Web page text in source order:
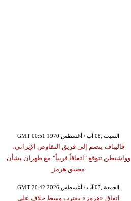
GMT 00:51 1970 السبت ,08 آب / أغسطس
قاليباف ينضم إلى فريق التفاوض الإيراني،
وواشنطن تتوقع "اتفاقاً قريباً" مع طهران بشأن
مضيق هرمز
GMT 20:42 2026 الجمعة ,07 آب / أغسطس
اتفاق «هرمز» يقترب وسط خلاف على